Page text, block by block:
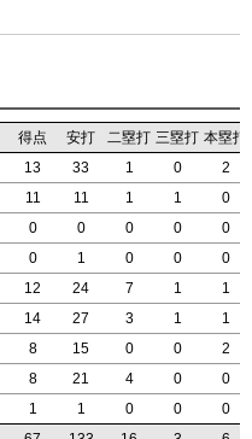
得点 安打 二塁打 三塁打 本塁打
13 33 1 0
2
11 11 1 1
0
0 0 0 0
0
0 1 0 0
0
12 24 7 1
1
14 27 3 1
1
8 15 0 0
2
8 21 4 0
0
1 1 0 0
0
得点 安打 二塁打 三塁打 本塁打
13 33 1 0
2
11 11 1 1
0
0 0 0 0
0
0 1 0 0
0
12 24 7 1
1
14 27 3 1
1
8 15 0 0
2
8 21 4 0
0
1 1 0 0
0
得点 安打 二塁打 三塁打 本塁打
13 33 1 0
2
11 11 1 1
0
0 0 0 0
0
0 1 0 0
0
12 24 7 1
1
14 27 3 1
1
8 15 0 0
2
8 21 4 0
0
1 1 0 0
0
得点 安打 二塁打 三塁打 本塁打
13 33 1 0
2
11 11 1 1
0
0 0 0 0
0
0 1 0 0
0
12 24 7 1
1
14 27 3 1
1
8 15 0 0
2
8 21 4 0
0
1 1 0 0
0